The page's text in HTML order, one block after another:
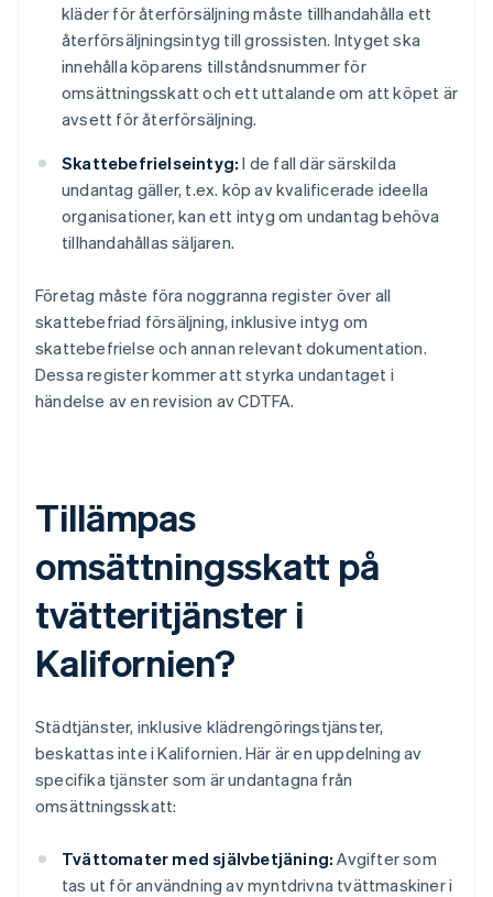
kläder för återförsäljning måste tillhandahålla ett
återförsäljningsintyg till grossisten. Intyget ska
innehålla köparens tillståndsnummer för
omsättningsskatt och ett uttalande om att köpet är
avsett för återförsäljning.
Skattebefrielseintyg: I de fall där särskilda
undantag gäller, t.ex. köp av kvalificerade ideella
organisationer, kan ett intyg om undantag behöva
tillhandahållas säljaren.
Företag måste föra noggranna register över all
skattebefriad försäljning, inklusive intyg om
skattebefrielse och annan relevant dokumentation.
Dessa register kommer att styrka undantaget i
händelse av en revision av CDTFA.
Tillämpas
omsättningsskatt på
tvätteritjänster i
Kalifornien?
Städtjänster, inklusive klädrengöringstjänster,
beskattas inte i Kalifornien. Här är en uppdelning av
specifika tjänster som är undantagna från
omsättningsskatt:
Tvättomater med självbetjäning: Avgifter som
tas ut för användning av myntdrivna tvättmaskiner i